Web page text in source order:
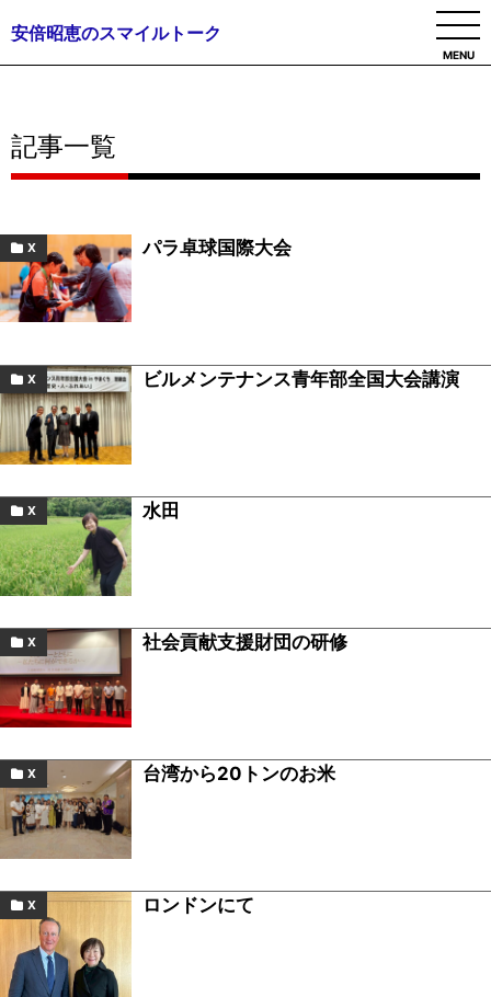
安倍昭恵のスマイルトーク
MENU
記事一覧
X パラ卓球国際大会
X ビルメンテナンス青年部全国大会講演
X 水田
X 社会貢献支援財団の研修
X 台湾から20トンのお米
X ロンドンにて